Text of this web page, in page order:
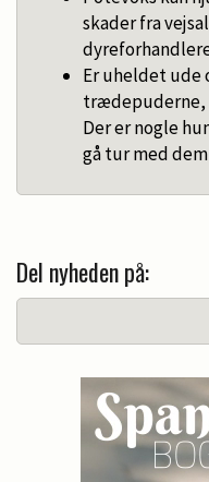
skader fra
Er uheldet ude
trædepuderne,
Der er nogle
gå tur med dem
Del nyheden på: